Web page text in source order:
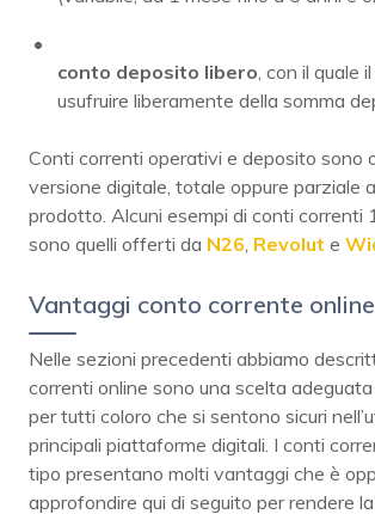
conto deposito libero , con il quale
usufruire liberamente della somma
Conti correnti operativi e deposito sono
versione digitale, totale oppure parziale
prodotto. Alcuni esempi di conti correnti
sono quelli offerti da N26 Revolut e
Vantaggi conto corrente online
Nelle sezioni precedenti abbiamo
correnti online sono una scelta
per tutti coloro che si sentono sicuri
principali piattaforme digitali. I conti
tipo presentano molti vantaggi che è
approfondire qui di seguito per rendere